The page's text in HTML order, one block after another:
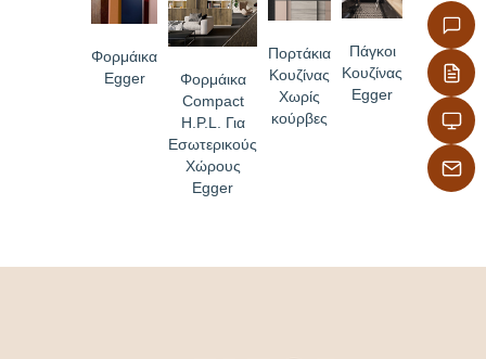
Φορμάικα
Egger
Φορμάικα
Compact
H.P.L. Για
Εσωτερικούς
Χώρους
Egger
Πορτάκια
Κουζίνας
Χωρίς
κούρβες
Πάγκοι
Κουζίνας
Egger